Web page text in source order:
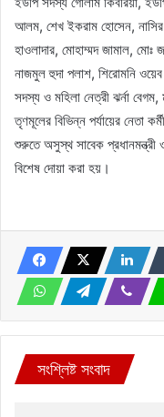
আলম, শেখ ইকরাম হোসেন, নাসির
হাওলাদার, মোহাম্মদ জামাল, মোঃ
নাজমুল হুদা পলাশ, শিরোমনি
সদস্য ও মহিলা নেত্রী ঝর্না
তৃণমূলের বিভিন্ন পর্যায়ের নেতা
শুরুতে অসুস্থ সাবেক প্রধানমন্ত্রী
বিশেষ দোয়া করা হয়।
সংশ্লিষ্ট সংবাদ